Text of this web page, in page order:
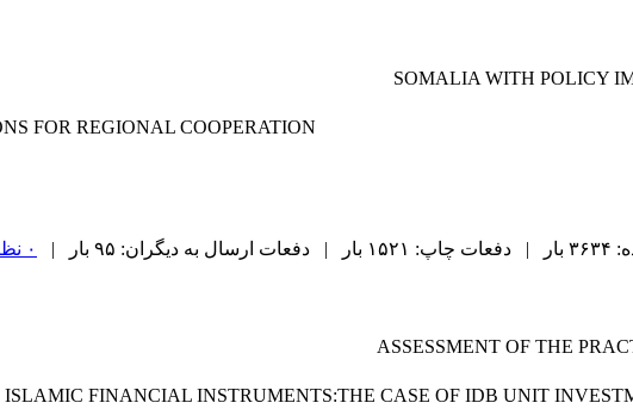
SOMALIA WITH POLICY
FOR REGIONAL COOPERATION
۹۵ بار |
۰ نظر
ASSESSMENT OF THE
ISLAMIC FINANCIAL INSTRUMENTS:THE CASE OF IDB UNIT